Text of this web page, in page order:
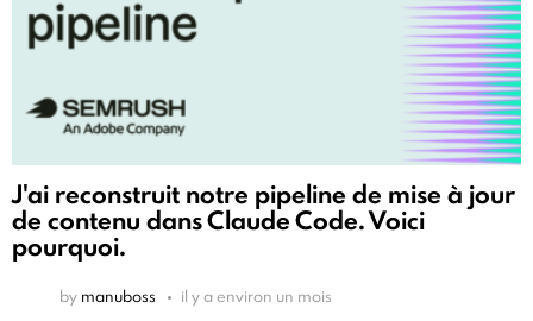
J'ai reconstruit notre pipeline de mise à jour
de contenu dans Claude Code. Voici
pourquoi.
by manuboss il y a environ un mois